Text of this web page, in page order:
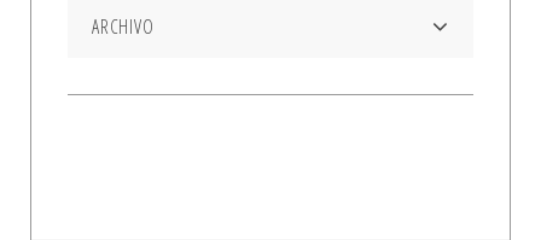
ARCHIVO